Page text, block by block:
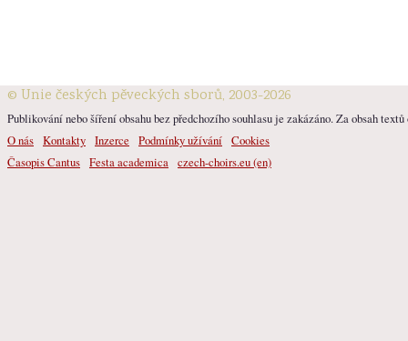
© Unie českých pěveckých sborů, 2003-2026
Publikování nebo šíření obsahu bez předchozího souhlasu je zakázáno. Za obsah
O nás Kontakty Inzerce Podmínky užívání Cookies
Časopis Cantus Festa academica czech-choirs.eu (en)